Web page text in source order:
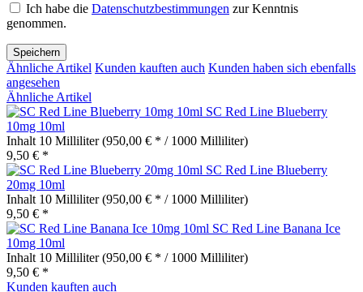
Ich habe die Datenschutzbestimmungen zur Kenntnis
genommen.
Speichern
Ähnliche Artikel Kunden kauften auch Kunden haben sich ebenfalls
angesehen
Ähnliche Artikel
SC Red Line Blueberry
10mg 10ml
Inhalt 10 Milliliter(950,00 € * / 1000 Milliliter)
9,50 € *
SC Red Line Blueberry
20mg 10ml
Inhalt 10 Milliliter(950,00 € * / 1000 Milliliter)
9,50 € *
SC Red Line Banana Ice
10mg 10ml
Inhalt 10 Milliliter(950,00 € * / 1000 Milliliter)
9,50 € *
Kunden kauften auch